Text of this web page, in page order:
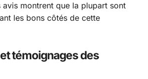
avis montrent que la plupart sont
les bons côtés de cette
témoignages des